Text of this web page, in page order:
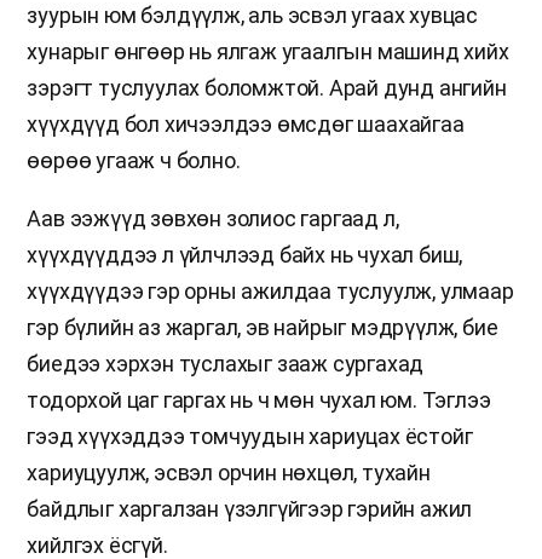
зуурын юм бэлдүүлж, аль эсвэл угаах хувцас
хунарыг өнгөөр нь ялгаж угаалгын машинд хийх
зэрэгт туслуулах боломжтой. Арай дунд ангийн
хүүхдүүд бол хичээлдээ өмсдөг шаахайгаа
өөрөө угааж ч болно.
Аав ээжүүд зөвхөн золиос гаргаад л,
хүүхдүүддээ л үйлчлээд байх нь чухал биш,
хүүхдүүдээ гэр орны ажилдаа туслуулж, улмаар
гэр бүлийн аз жаргал, эв найрыг мэдрүүлж, бие
биедээ хэрхэн туслахыг зааж сургахад
тодорхой цаг гаргах нь ч мөн чухал юм. Тэглээ
гээд хүүхэддээ томчуудын хариуцах ёстойг
хариуцуулж, эсвэл орчин нөхцөл, тухайн
байдлыг харгалзан үзэлгүйгээр гэрийн ажил
хийлгэх ёсгүй.